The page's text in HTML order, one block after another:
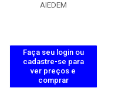
AIEDEM
Faça seu login ou
cadastre-se para
ver preços e
comprar